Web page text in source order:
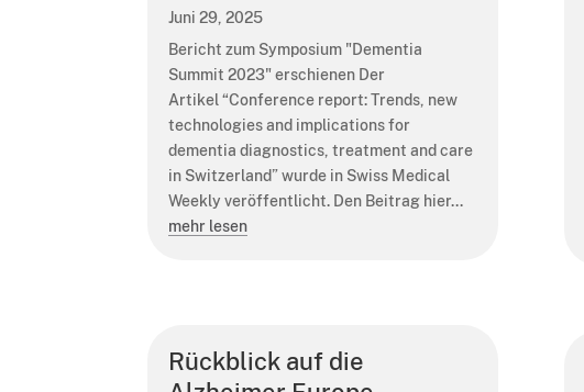
Juni 29, 2025
Bericht zum Symposium "Dementia
Summit 2023" erschienen Der
Artikel “Conference report: Trends, new
technologies and implications for
dementia diagnostics, treatment and care
in Switzerland” wurde in Swiss Medical
Weekly veröffentlicht. Den Beitrag hier...
mehr lesen
Rückblick auf die